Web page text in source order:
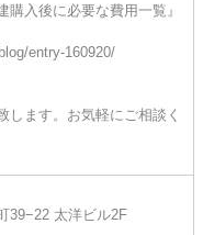
入後に必要な費用一覧』
entry-160920/
ます。お気軽にご相談く
39−22 太洋ビル2F